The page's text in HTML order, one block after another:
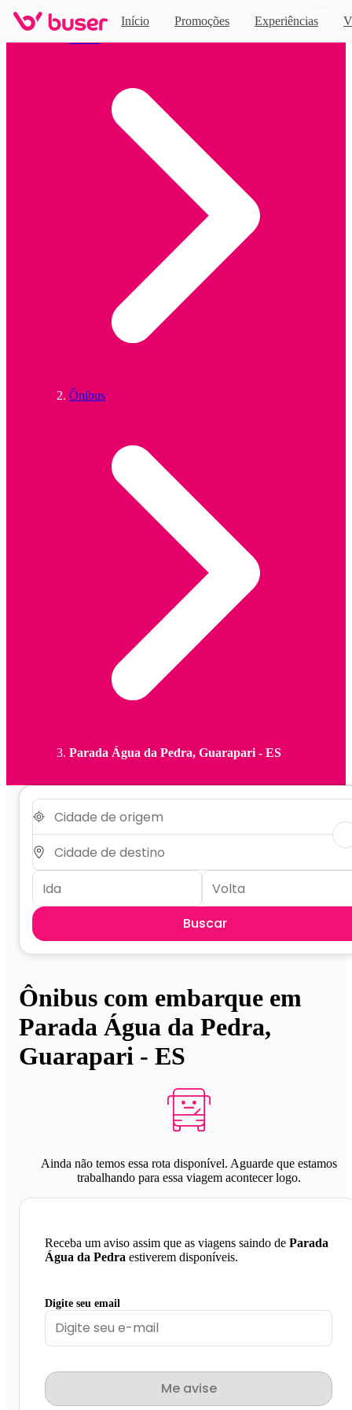
Início Promoções Experiências
Ônibus
Parada Água da Pedra, Guarapari - ES
Buscar
Ônibus com embarque em
Parada Água da Pedra,
Guarapari - ES
Ainda não temos essa rota disponível. Aguarde que estamos
trabalhando para essa viagem acontecer logo.
Receba um aviso assim que as viagens saindo de Parada
Água da Pedra estiverem disponíveis.
Digite seu email
Me avise